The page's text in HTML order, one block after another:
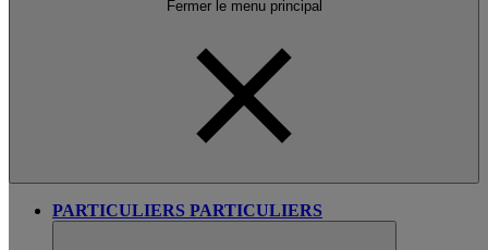
Fermer le menu principal
PARTICULIERS PARTICULIERS